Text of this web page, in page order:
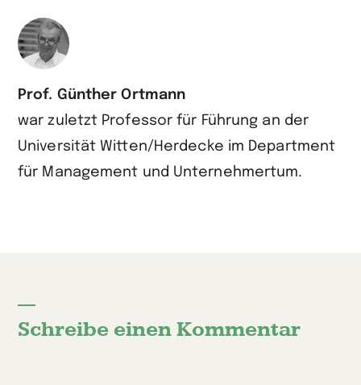
Prof. Günther Ortmann
war zuletzt Professor für Führung an der
Universität Witten/Herdecke im Department
für Management und Unternehmertum.
Schreibe einen Kommentar